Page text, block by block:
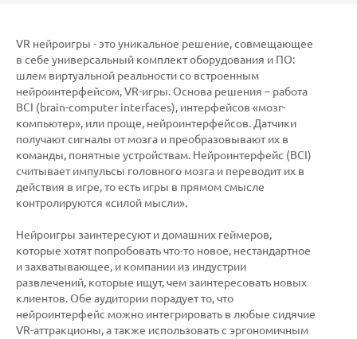
VR нейроигры - это уникальное решение, совмещающее
в себе универсальный комплект оборудования и ПО:
шлем виртуальной реальности со встроенным
нейроинтерфейсом, VR-игры. Основа решения – работа
BCI (brain-computer interfaces), интерфейсов «мозг-
компьютер», или проще, нейроинтерфейсов. Датчики
получают сигналы от мозга и преобразовывают их в
команды, понятные устройствам. Нейроинтерфейс (BCI)
считывает импульсы головного мозга и переводит их в
действия в игре, то есть игры в прямом смысле
контролируются «силой мысли».
Нейроигры заинтересуют и домашних геймеров,
которые хотят попробовать что-то новое, нестандартное
и захватывающее, и компании из индустрии
развлечений, которые ищут, чем заинтересовать новых
клиентов. Обе аудитории порадует то, что
нейроинтерфейс можно интегрировать в любые сидячие
VR-аттракционы, а также использовать с эргономичным